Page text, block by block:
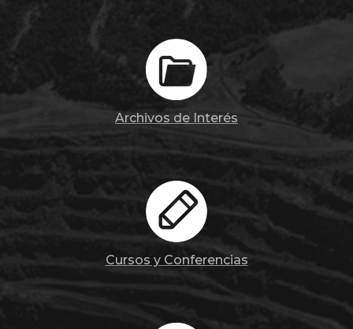
Archivos de Interés
Cursos y Conferencias